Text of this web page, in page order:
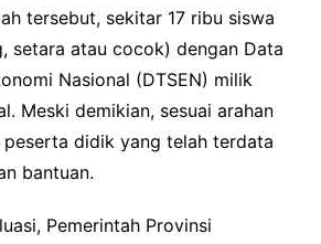
tersebut, sekitar 17 ribu siswa
setara atau cocok) dengan Data
Nasional (DTSEN) milik
Meski demikian, sesuai arahan
peserta didik yang telah terdata
bantuan.
Pemerintah Provinsi